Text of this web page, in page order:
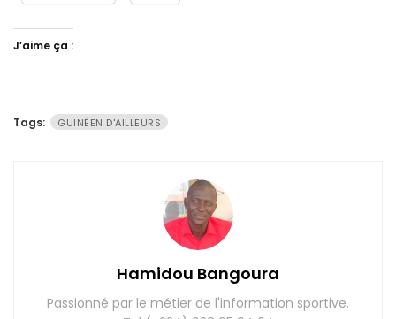
J’aime ça :
Tags: GUINÉEN D'AILLEURS
Hamidou Bangoura
Passionné par le métier de l'information sportive.